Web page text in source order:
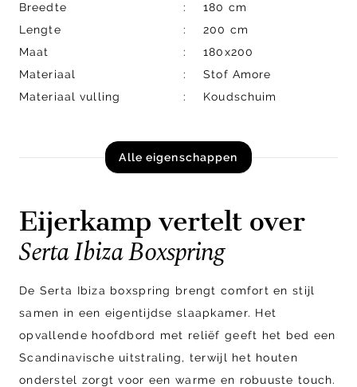
Breedte
180 cm
Lengte
200 cm
Maat
180x200
Materiaal
Stof Amore
Materiaal vulling
Koudschuim
Alle eigenschappen
Eijerkamp vertelt over
Serta Ibiza Boxspring
De Serta Ibiza boxspring brengt comfort en stijl
samen in een eigentijdse slaapkamer. Het
opvallende hoofdbord met reliëf geeft het bed een
Scandinavische uitstraling, terwijl het houten
onderstel zorgt voor een warme en robuuste touch.